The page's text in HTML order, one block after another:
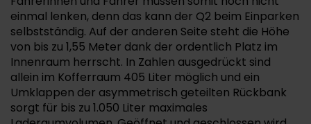
einmal lenken, denn das kann der Q2 beim Einparken
selbstständig. Auf der anderen Seite steht die Höhe
von bis zu 1,55 Meter dank der ordentlich Platz im
Innenraum herrscht. In Zahlen ausgedrückt sind
allein im Kofferraum 405 Liter möglich und ein
Umklappen der asymmetrisch geteilten Rückbank
sorgt für bis zu 1.050 Liter maximales